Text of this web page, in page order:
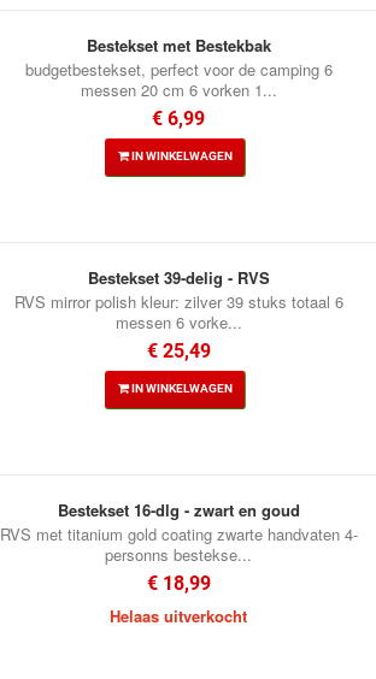
Bestekset met Bestekbak
budgetbestekset, perfect voor de camping 6
messen 20 cm 6 vorken 1...
€ 6,99
IN WINKELWAGEN
Bestekset 39-delig - RVS
RVS mirror polish kleur: zilver 39 stuks totaal 6
messen 6 vorke...
€ 25,49
IN WINKELWAGEN
Bestekset 16-dlg - zwart en goud
RVS met titanium gold coating zwarte handvaten 4-
personns bestekse...
€ 18,99
Helaas uitverkocht